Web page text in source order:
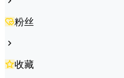
粉丝
收藏